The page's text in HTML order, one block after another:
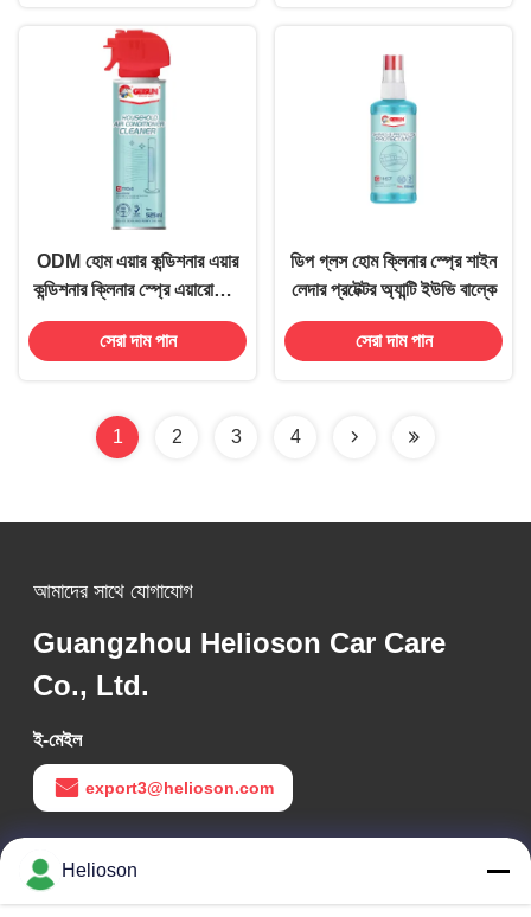
ODM হোম এয়ার কন্ডিশনার এয়ার
কন্ডিশনার ক্লিনার স্প্রে এয়ারোসোল
525ml
সেরা দাম পান
ডিপ গ্লস হোম ক্লিনার স্প্রে শাইন
লেদার প্রটেক্টর অ্যান্টি ইউভি বাল্কে
সেরা দাম পান
1 2 3 4
আমাদের সাথে যোগাযোগ
Guangzhou Helioson Car Care
Co., Ltd.
ই-মেইল
export3@helioson.com
কাজের সময়
09:30-18:30
Helioson